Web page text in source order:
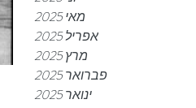
מאי 2025
אפריל 2025
מרץ 2025
פברואר 2025
ינואר 2025